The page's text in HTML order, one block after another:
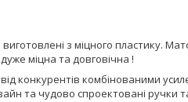
з міцного пластику.
міцна та довговічна !
конкурентів комбінованими
та чудово спроектовані ручки